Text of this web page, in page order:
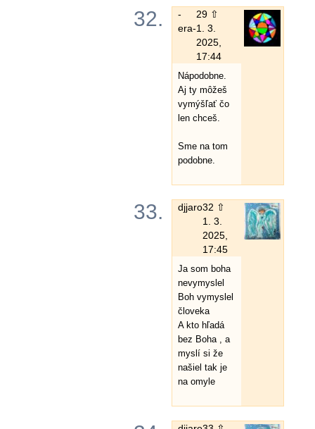
32.
-
era-
29 ⇧
1. 3.
2025,
17:44
Nápodobne.
Aj ty môžeš
vymýšľať čo
len chceš.
Sme na tom
podobne.
33. djjaro32 ⇧
1. 3.
2025,
17:45
Ja som boha
nevymyslel
Boh vymyslel
človeka
A kto hľadá
bez Boha , a
myslí si že
našiel tak je
na omyle